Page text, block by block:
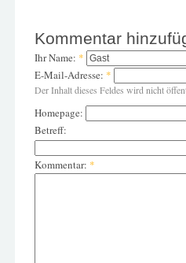
Kommentar
Ihr Name: *
E-Mail-Adresse: *
Der Inhalt dieses Feldes wird nicht
Homepage:
Betreff:
Kommentar: *